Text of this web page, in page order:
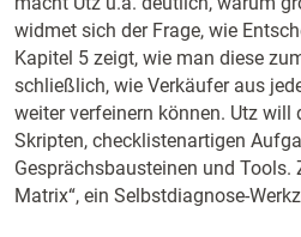
widmet sich der Frage, wie
Kapitel 5 zeigt, wie man diese
schließlich, wie Verkäufer aus
weiter verfeinern können. Utz
Skripten, checklistenartigen
Gesprächsbausteinen und Tools.
Matrix“, ein Selbstdiagnose-